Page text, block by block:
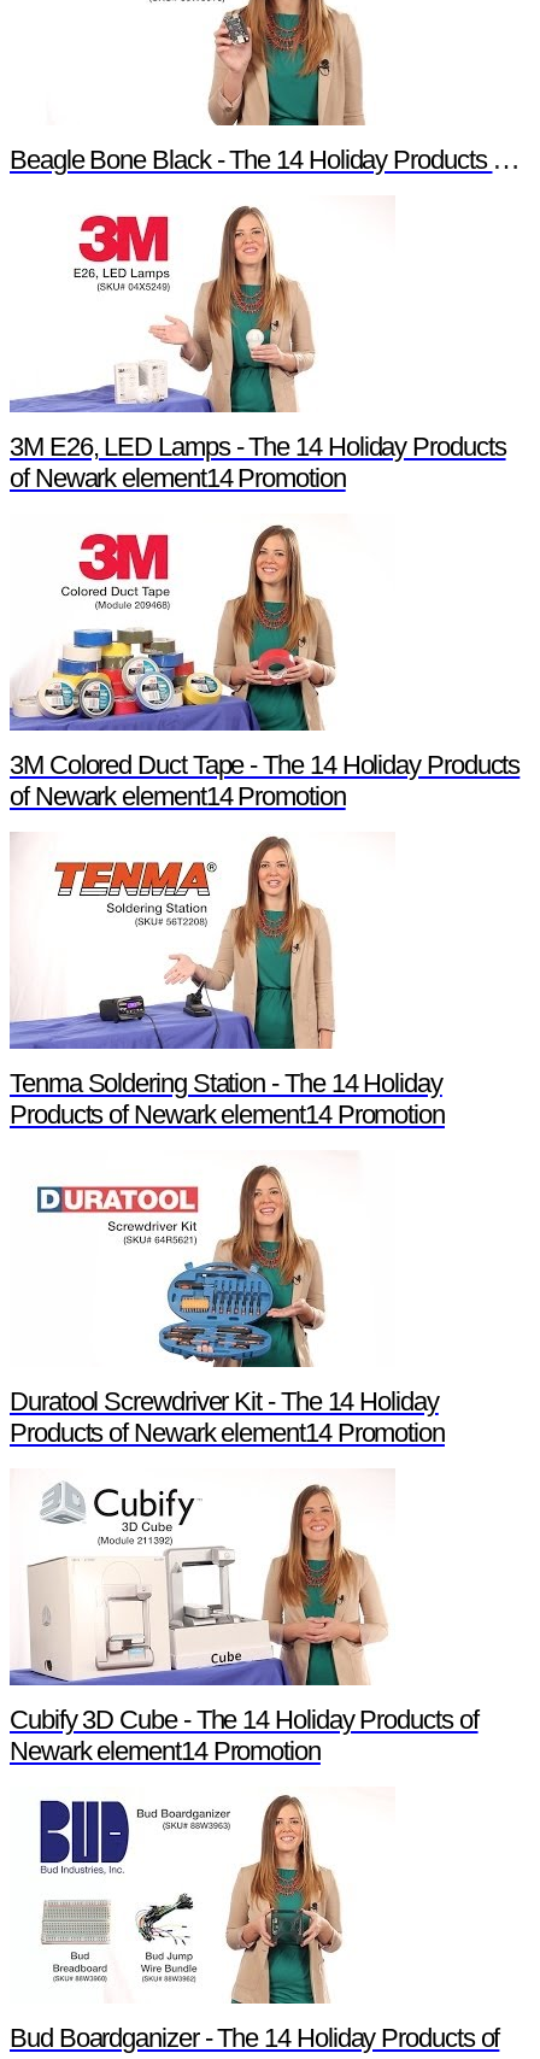
Beagle Bone Black - The 14 Holiday Products of Newark element14 Promotion
3M E26, LED Lamps - The 14 Holiday Products
of Newark element14 Promotion
3M Colored Duct Tape - The 14 Holiday Products
of Newark element14 Promotion
Tenma Soldering Station - The 14 Holiday
Products of Newark element14 Promotion
Duratool Screwdriver Kit - The 14 Holiday
Products of Newark element14 Promotion
Cubify 3D Cube - The 14 Holiday Products of
Newark element14 Promotion
Bud Boardganizer - The 14 Holiday Products of